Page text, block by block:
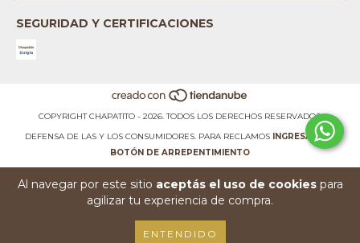
Al navegar por este sitio aceptás el uso de cookiespara
agilizar tu experiencia de compra.
ENTENDIDO
SEGURIDAD Y CERTIFICACIONES
COPYRIGHT CHAPATITO - 2026. TODOS LOS DERECHOS RESERVADOS.
DEFENSA DE LAS Y LOS CONSUMIDORES. PARA RECLAMOS
INGRESÁ ACÁ.
BOTÓN DE ARREPENTIMIENTO